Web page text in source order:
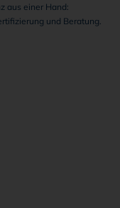
aus einer Hand:
und Beratung.